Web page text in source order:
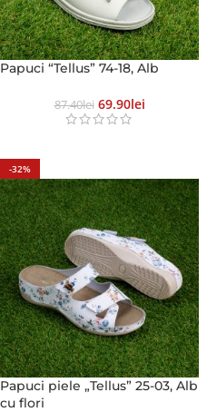
Papuci “Tellus” 74-18, Alb
87.40Lei 69.90Lei
-32%
Papuci piele „Tellus” 25-03, Alb
cu flori